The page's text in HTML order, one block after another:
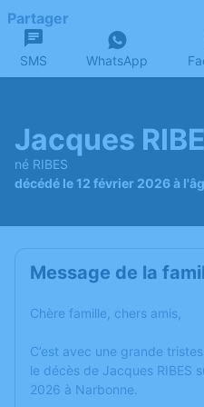
Partager
SMS WhatsApp
Jacques
né RIBES
décédé le 12 février 2026 à
Message de la
Chère famille, chers amis,
C’est avec une grande
le décès de Jacques RIBES
2026 à Narbonne.